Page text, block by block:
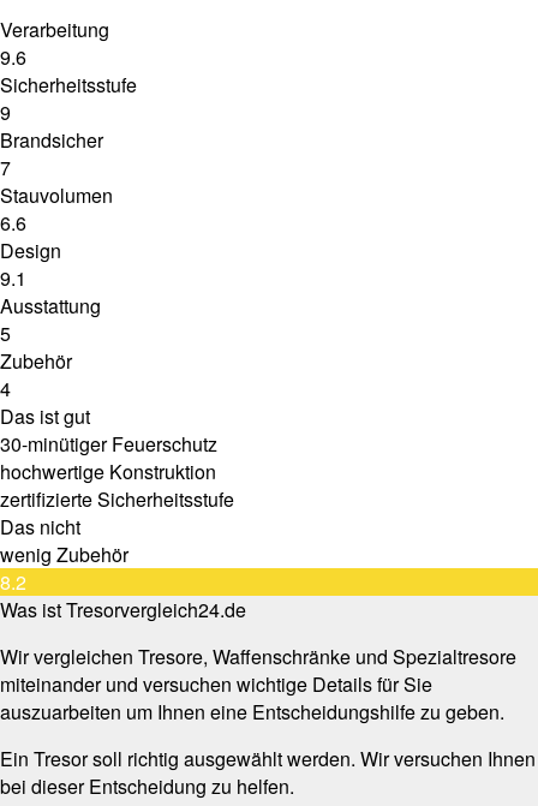
Verarbeitung
9.6
Sicherheitsstufe
9
Brandsicher
7
Stauvolumen
6.6
Design
9.1
Ausstattung
5
Zubehör
4
Das ist gut
30-minütiger Feuerschutz
hochwertige Konstruktion
zertifizierte Sicherheitsstufe
Das nicht
wenig Zubehör
8.2
Was ist Tresorvergleich24.de
Wir vergleichen Tresore, Waffenschränke und Spezialtresore
miteinander und versuchen wichtige Details für Sie
auszuarbeiten um Ihnen eine Entscheidungshilfe zu geben.
Ein Tresor soll richtig ausgewählt werden. Wir versuchen Ihnen
bei dieser Entscheidung zu helfen.